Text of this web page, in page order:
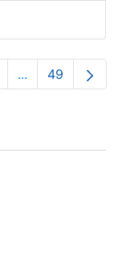
...PáxinasPáxina
49